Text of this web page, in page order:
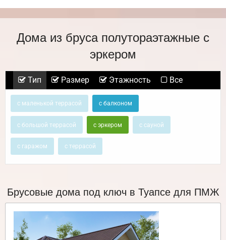
Дома из бруса полутораэтажные с
эркером
Тип Размер Этажность Все
с маленькой террасой с балконом
с большой террасой с эркером с сауной
с гаражом с террасой
Брусовые дома под ключ в Туапсе для ПМЖ